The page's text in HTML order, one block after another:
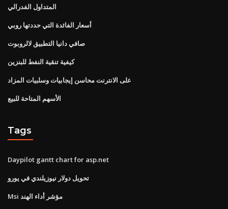
المتداول الفدرالي
أسعار الفائدة التي حددتها روبي
صافي دانيا التطبيق لالروبوت
كيفية تنقية النفط للبنزين
على الانترنت محاسن إيجابيات وسلبيات المزاد
الأسهم المتاحة للبيع
Tags
Daypilot gantt chart for asp.net
تحويل دولار نيوزيلندي في يورو
Msi مؤشر أداء الهند